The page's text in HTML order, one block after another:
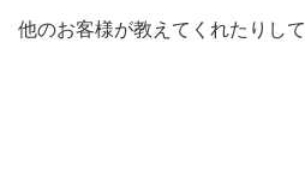
他のお客様が教えてくれたりして